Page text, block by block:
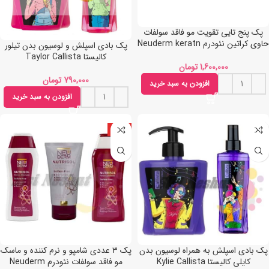
پک پنج تایی تقویت مو فاقد سولفات
حاوی کراتین نئودرم Neuderm keratn
تومان
افزودن به سبد خرید
پک بادی اسپلش و لوسیون بدن تیلور
کالیستا Taylor Callista
تومان
افزودن به سبد خرید
پک بادی اسپلش به همراه لوسیون بدن
کایلی کالیستا Kylie Callista
داغ
پک ۳ عددی شامپو و نرم کننده و ماسک
مو فاقد سولفات نئودرم Neuderm